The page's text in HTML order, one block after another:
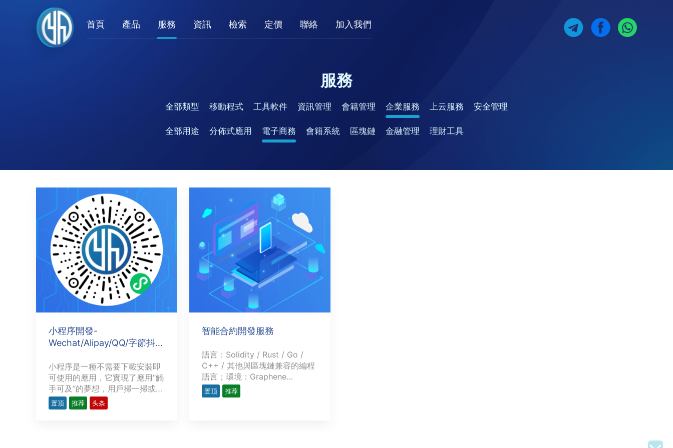
首頁 產品 服務 資訊 檢索 定價 聯絡 加入我們
服務
全部類型 移動程式 工具軟件 資訊管理 會籍管理 企業服務 上云服務 安全管理
全部用途 分佈式應用 電子商務 會籍系統 區塊鏈 金融管理 理財工具
小程序開發-
Wechat/Alipay/QQ/字節抖音
小程序是一種不需要下載安裝即
可使用的應用，它實現了應用“觸
手可及”的夢想，用戶掃一掃或者
搜一下即可打開應用。也體現了
“用完即走”的理念，用戶不用關
置顶 推荐 头条
智能合約開發服務
語言：Solidity / Rust / Go /
C++ / 其他與區塊鏈兼容的編程
語言；環境：Graphene
Bitshares / Hyperledger /
l3cos / TRON / Ethereum /
置顶 推荐